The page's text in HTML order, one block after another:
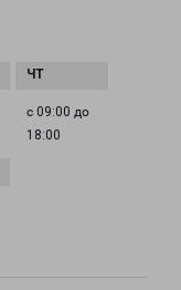
с 09:00 до
18:00